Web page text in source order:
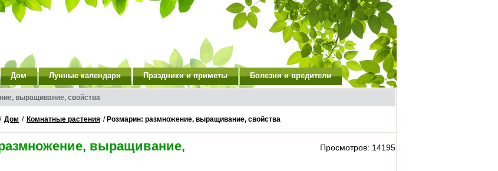
Дом Лунные календари Праздники и приметы Болезни и вредители
выращивание, свойства
/ Дом / Комнатные растения / Розмарин: размножение, выращивание, свойства
выращивание,
Просмотров: 14195